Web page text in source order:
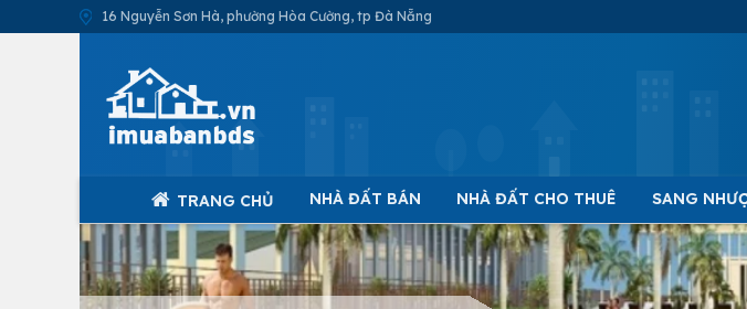
16 Nguyễn Sơn Hà, phường Hòa Cường, tp Đà Nẵng
TRANG CHỦ NHÀ ĐẤT BÁN NHÀ ĐẤT CHO THUÊ SANG